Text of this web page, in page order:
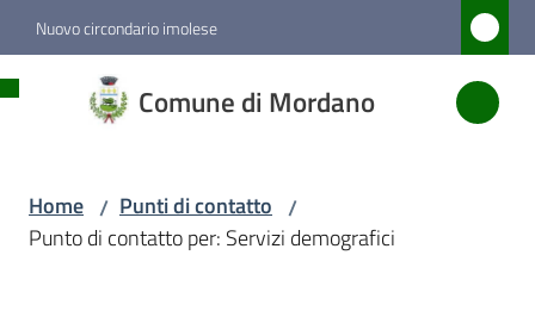
Vai al contenuto
Vai alla navigazione
Vai al footer
Nuovo circondario imolese
Comune di Mordano
di
Home / Punti di contatto /
Punto di contatto per: Servizi demografici